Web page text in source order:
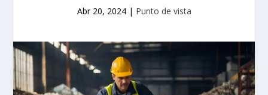
Abr 20, 2024| Punto de vista